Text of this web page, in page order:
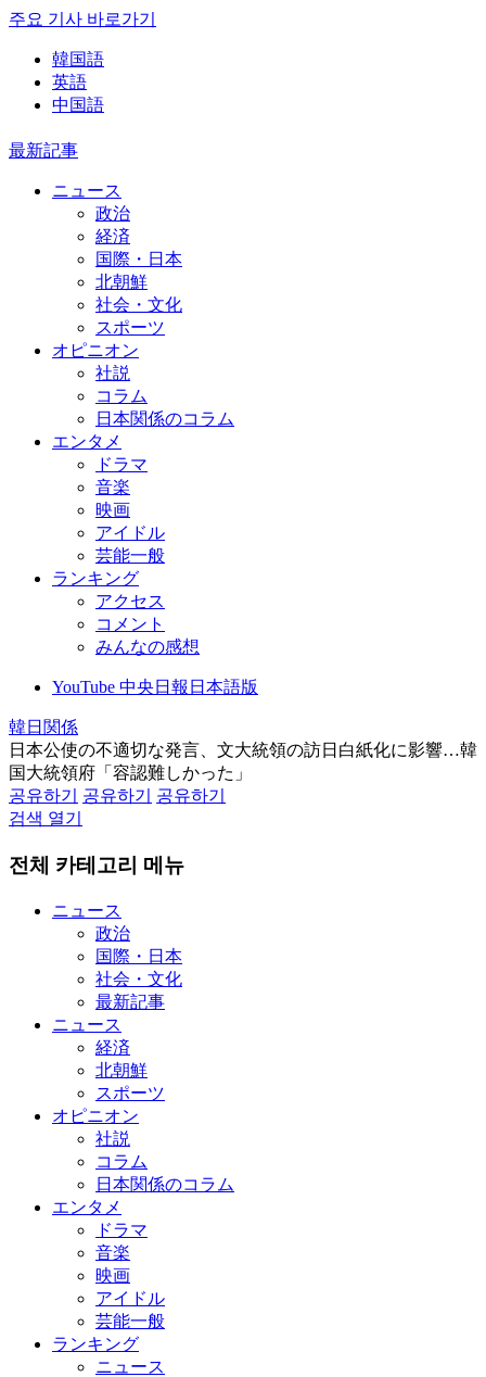
주요 기사 바로가기
韓国語
英語
中国語
最新記事
ニュース
政治
経済
国際・日本
北朝鮮
社会・文化
スポーツ
オピニオン
社説
コラム
日本関係のコラム
エンタメ
ドラマ
音楽
映画
アイドル
芸能一般
ランキング
アクセス
コメント
みんなの感想
YouTube 中央日報日本語版
韓日関係
日本公使の不適切な発言、文大統領の訪日白紙化に影響…韓
国大統領府「容認難しかった」
공유하기
공유하기
공유하기
검색 열기
전체 카테고리 메뉴
ニュース
政治
国際・日本
社会・文化
最新記事
ニュース
経済
北朝鮮
スポーツ
オピニオン
社説
コラム
日本関係のコラム
エンタメ
ドラマ
音楽
映画
アイドル
芸能一般
ランキング
ニュース